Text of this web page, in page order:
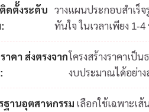
ดตั้งระดับ วางแผนประกอบสำเร็จ
ทันใจ ในเวลาเพียง 1-4
คา ส่งตรงจากโครงสร้างราคาเป็
งบประมาณได้อย่าง
ฐานอุตสาหกรรม เลือกใช้เฉพาะเ